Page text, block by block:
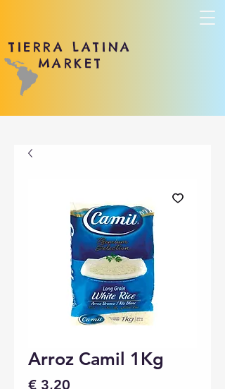
TIERRA LATINA
MARKET
Arroz Camil 1Kg
€ 3,20